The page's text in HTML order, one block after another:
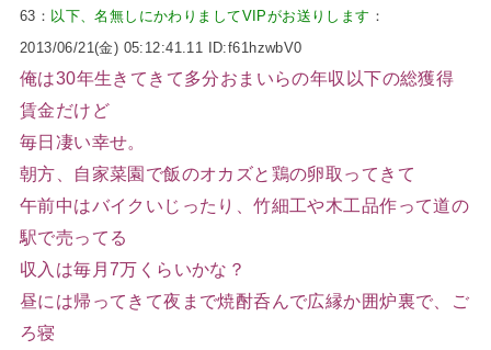
63： 以下、名無しにかわりましてVIPがお送りします ：
2013/06/21(金) 05:12:41.11 ID:f61hzwbV0
俺は30年生きてきて多分おまいらの年収以下の総獲得
賃金だけど
毎日凄い幸せ。
朝方、自家菜園で飯のオカズと鶏の卵取ってきて
午前中はバイクいじったり、竹細工や木工品作って道の
駅で売ってる
収入は毎月7万くらいかな？
昼には帰ってきて夜まで焼酎呑んで広縁か囲炉裏で、ご
ろ寝